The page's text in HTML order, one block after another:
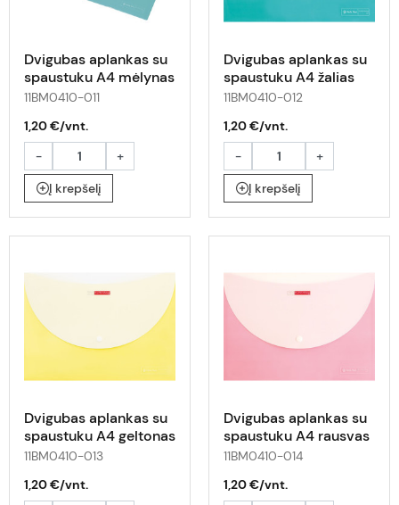
Dvigubas aplankas su
spaustuku A4 mėlynas
11BM0410-011
1,20 €/vnt.
-
+
Į krepšelį
Dvigubas aplankas su
spaustuku A4 žalias
11BM0410-012
1,20 €/vnt.
-
+
Į krepšelį
Dvigubas aplankas su
spaustuku A4 geltonas
11BM0410-013
1,20 €/vnt.
Dvigubas aplankas su
spaustuku A4 rausvas
11BM0410-014
1,20 €/vnt.